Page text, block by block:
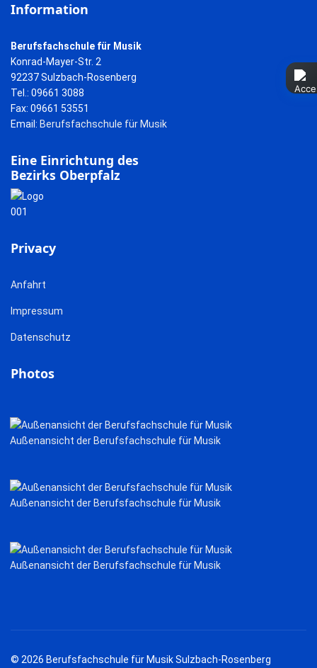
Information
Berufsfachschule für Musik
Konrad-Mayer-Str. 2
92237 Sulzbach-Rosenberg
Tel.: 09661 3088
Fax: 09661 53551
Email: Berufsfachschule für Musik
Eine Einrichtung des
Bezirks Oberpfalz
Privacy
Anfahrt
Impressum
Datenschutz
Photos
Außenansicht der Berufsfachschule für Musik
Außenansicht der Berufsfachschule für Musik
Außenansicht der Berufsfachschule für Musik
© 2026 Berufsfachschule für Musik Sulzbach-Rosenberg